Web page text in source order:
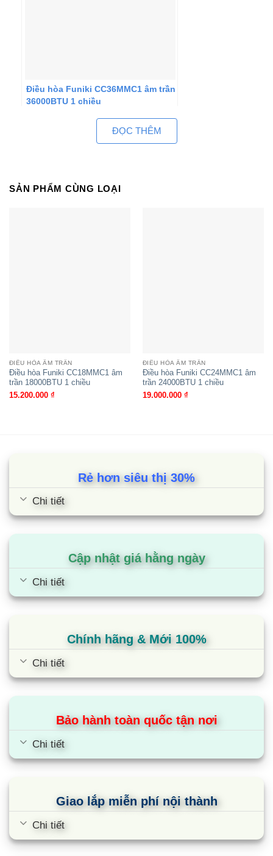
Điều hòa Funiki CC36MMC1 âm trần
36000BTU 1 chiều
Điều hòa âm trần Nagakawa NIT-
A36R2M16 | 36000BTU 2 chiều
Điều hòa Sumikura APC/APO-
ĐỌC THÊM
SẢN PHẨM CÙNG LOẠI
ĐIỀU HÒA ÂM TRẦN
Điều hòa Funiki CC18MMC1 âm
trần 18000BTU 1 chiều
15.200.000 ₫
ĐIỀU HÒA ÂM TRẦN
Điều hòa Funiki CC24MMC1 âm
trần 24000BTU 1 chiều
19.000.000 ₫
Rẻ hơn siêu thị 30%
Chi tiết
Cập nhật giá hằng ngày
Chi tiết
Chính hãng & Mới 100%
Chi tiết
Bảo hành toàn quốc tận nơi
Chi tiết
Giao lắp miễn phí nội thành
Chi tiết